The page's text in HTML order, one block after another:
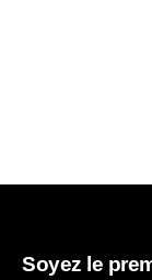
Soyez le